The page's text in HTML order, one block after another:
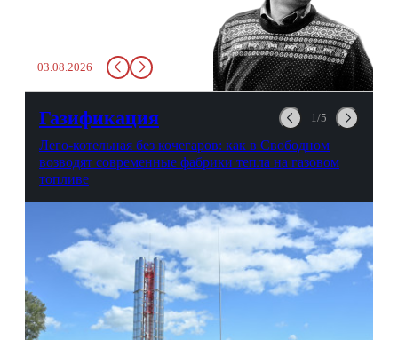
стажем о жизни, смерти
душе и духе. Откровенно о
03.08.2026
Газификация 1/5
Лего-котельная без кочегаров: как в Свободном
возводят современные фабрики тепла на газовом
топливе